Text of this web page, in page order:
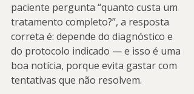
paciente pergunta “quanto custa um
tratamento completo?”, a resposta
correta é: depende do diagnóstico e
do protocolo indicado — e isso é uma
boa notícia, porque evita gastar com
tentativas que não resolvem.